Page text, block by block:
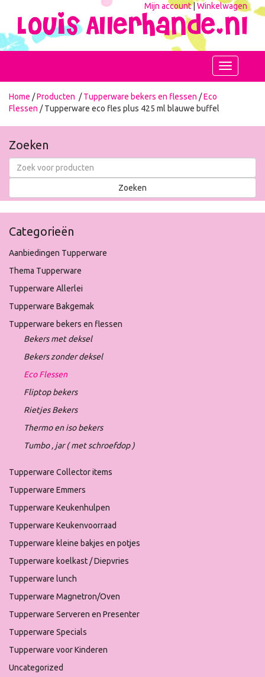
Mijn account|Winkelwagen
Toggle
navigation
Home /Producten /Tupperware bekers en flessen /Eco
Flessen / Tupperware eco fles plus 425 ml blauwe buffel
Zoeken
Categorieën
Aanbiedingen Tupperware
Thema Tupperware
Tupperware Allerlei
Tupperware Bakgemak
Tupperware bekers en flessen
Bekers met deksel
Bekers zonder deksel
Eco Flessen
Fliptop bekers
Rietjes Bekers
Thermo en iso bekers
Tumbo , jar ( met schroefdop )
Tupperware Collector items
Tupperware Emmers
Tupperware Keukenhulpen
Tupperware Keukenvoorraad
Tupperware kleine bakjes en potjes
Tupperware koelkast / Diepvries
Tupperware lunch
Tupperware Magnetron/Oven
Tupperware Serveren en Presenter
Tupperware Specials
Tupperware voor Kinderen
Uncategorized